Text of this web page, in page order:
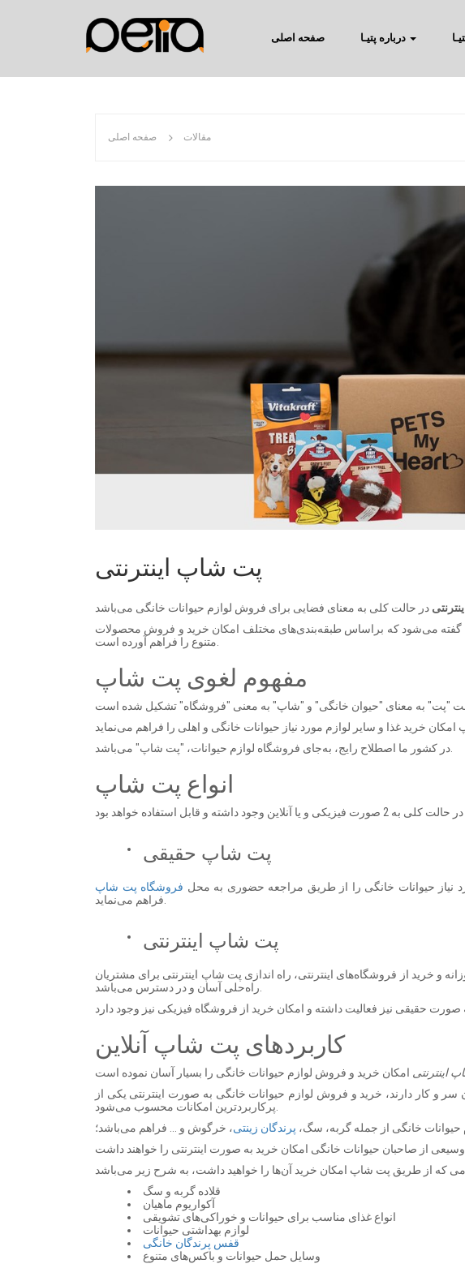
صفحه اصلی
صفحه اصلی مقالات
پت شاپ اینترنتی
گفته می‌شود که براساس طبقه‌بندی‌های مختلف امکان خرید و فروش محصولات
مفهوم لغوی پت شاپ
انواع پت شاپ
پت شاپ حقیقی
نیاز حیوانات خانگی را از طریق مراجعه حضوری به محل فروشگاه پت شاپ
پت شاپ اینترنتی
و خرید از فروشگاه‌های اینترنتی، راه اندازی پت شاپ اینترنتی برای مشتریان
کاربردهای پت شاپ آنلاین
اینترنتی
و کار دارند، خرید و فروش لوازم حیوانات خانگی به صورت اینترنتی یکی از
خانگی از جمله گربه، سگ، پرندگان زینتی، خرگوش و ... فراهم می‌باشد؛
قلاده گربه و سگ
آکواریوم ماهیان
انواع غذای مناسب برای حیوانات و خوراکی‌های تشویقی
لوازم بهداشتی حیوانات
قفس پرندگان خانگی
وسایل حمل حیوانات و باکس‌های متنوع